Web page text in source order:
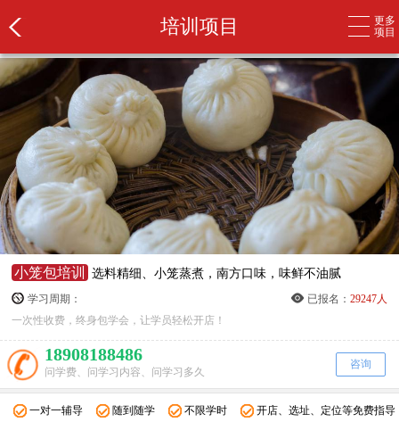
培训项目
更多
项目
小笼包培训 选料精细、小笼蒸煮，南方口味，味鲜不油腻
学习周期： 已报名： 29247人
一次性收费，终身包学会，让学员轻松开店！
18908188486
问学费、问学习内容、问学习多久
咨询
一对一辅导 随到随学 不限学时 开店、选址、定位等免费指导